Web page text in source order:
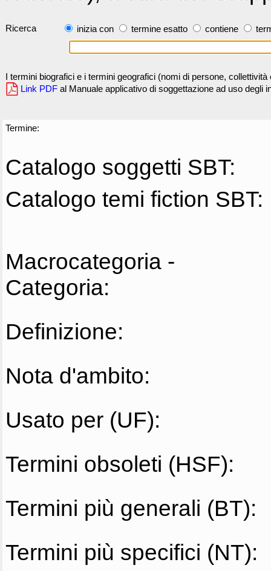
Ricerca inizia con termine esatto contiene
I termini biografici e i termini geografici (nomi di persone,
Link PDF al Manuale applicativo di soggettazione ad uso degli
Termine:
Catalogo soggetti SBT:
Catalogo temi fiction SBT:
Macrocategoria -
Categoria:
Definizione:
Nota d'ambito:
Usato per (UF):
Termini obsoleti (HSF):
Termini più generali (BT):
Termini più specifici (NT):